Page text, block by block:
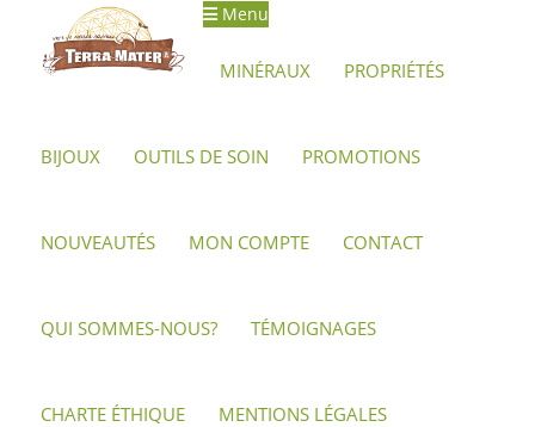
Aller
Aller
au
Menu
MINÉRAUX PROPRIÉTÉS
BIJOUX OUTILS DE SOIN PROMOTIONS
NOUVEAUTÉS MON COMPTE CONTACT
QUI SOMMES-NOUS? TÉMOIGNAGES
CHARTE ÉTHIQUE MENTIONS LÉGALES
Accueil Archives Boîte en malachite